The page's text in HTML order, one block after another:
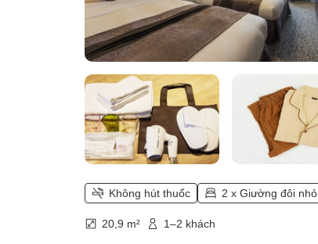
Không hút thuốc 2 x Giường đôi nhỏ
20,9 m² 1–2 khách